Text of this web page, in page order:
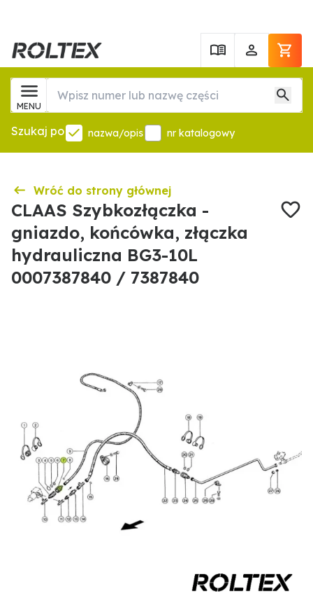
MENU
Szukaj po nazwa/opis nr katalogowy
Wróć do strony głównej
CLAAS Szybkozłączka -
gniazdo, końcówka, złączka
hydrauliczna BG3-10L
0007387840 / 7387840